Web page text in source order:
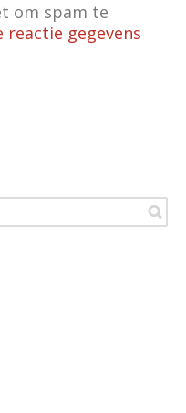
om spam te
reactie gegevens